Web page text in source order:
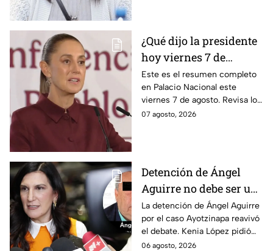
¿Qué dijo la presidente
hoy viernes 7 de
agosto? Resumen EN
VIVO
Este es el resumen completo
en Palacio Nacional este
viernes 7 de agosto. Revisa los
datos presentados y las
07 agosto, 2026
Detención de Ángel
Aguirre no debe ser un
distractor, pide Kenia
López; exige justicia
por caso Ayotzinapa
La detención de Ángel Aguirre
por el caso Ayotzinapa reavivó
el debate. Kenia López pidió
que no sea un distractor
06 agosto, 2026